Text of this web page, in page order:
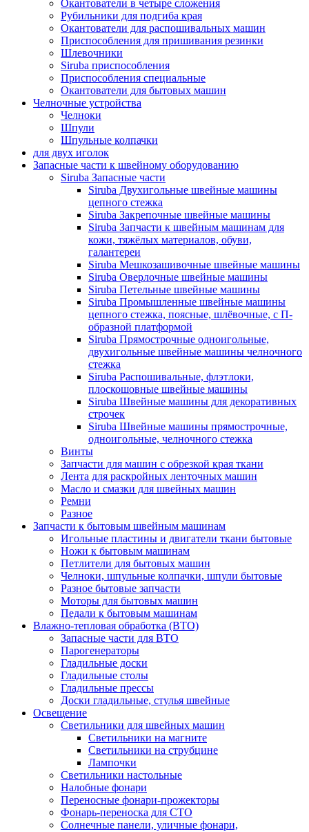
Окантователи в четыре сложения
Рубильники для подгиба края
Окантователи для распошивальных машин
Приспособления для пришивания резинки
Шлевочники
Siruba приспособления
Приспособления специальные
Окантователи для бытовых машин
Челночные устройства
Челноки
Шпули
Шпульные колпачки
для двух иголок
Запасные части к швейному оборудованию
Siruba Запасные части
Siruba Двухигольные швейные машины
цепного стежка
Siruba Закрепочные швейные машины
Siruba Запчасти к швейным машинам для
кожи, тяжёлых материалов, обуви,
галантереи
Siruba Мешкозашивочные швейные машины
Siruba Оверлочные швейные машины
Siruba Петельные швейные машины
Siruba Промышленные швейные машины
цепного стежка, поясные, шлёвочные, с П-
образной платформой
Siruba Прямострочные одноигольные,
двухигольные швейные машины челночного
стежка
Siruba Распошивальные, флэтлоки,
плоскошовные швейные машины
Siruba Швейные машины для декоративных
строчек
Siruba Швейные машины прямострочные,
одноигольные, челночного стежка
Винты
Запчасти для машин с обрезкой края ткани
Лента для раскройных ленточных машин
Масло и смазки для швейных машин
Ремни
Разное
Запчасти к бытовым швейным машинам
Игольные пластины и двигатели ткани бытовые
Ножи к бытовым машинам
Петлители для бытовых машин
Челноки, шпульные колпачки, шпули бытовые
Разное бытовые запчасти
Моторы для бытовых машин
Педали к бытовым машинам
Влажно-тепловая обработка (ВТО)
Запасные части для ВТО
Парогенераторы
Гладильные доски
Гладильные столы
Гладильные прессы
Доски гладильные, стулья швейные
Освещение
Светильники для швейных машин
Светильники на магните
Светильники на струбцине
Лампочки
Светильники настольные
Налобные фонари
Переносные фонари-прожекторы
Фонарь-переноска для СТО
Солнечные панели, уличные фонари,